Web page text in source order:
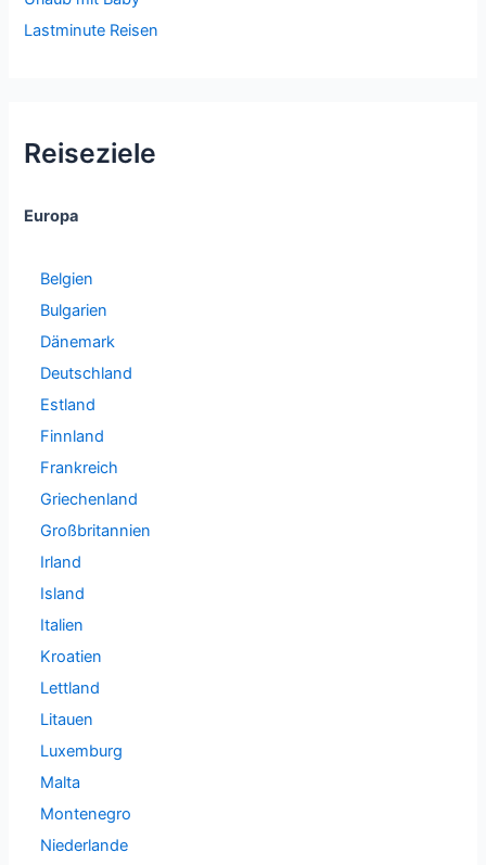
Lastminute Reisen
Reiseziele
Europa
Belgien
Bulgarien
Dänemark
Deutschland
Estland
Finnland
Frankreich
Griechenland
Großbritannien
Irland
Island
Italien
Kroatien
Lettland
Litauen
Luxemburg
Malta
Montenegro
Niederlande